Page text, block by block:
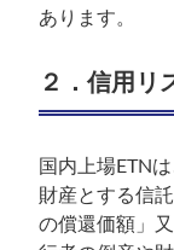
あります。
２．信用リ
国内上場ETN
財産とする信
の償還価額」